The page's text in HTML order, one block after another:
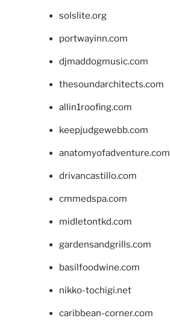
solslite.org
portwayinn.com
djmaddogmusic.com
thesoundarchitects.com
allin1roofing.com
keepjudgewebb.com
anatomyofadventure.com
drivancastillo.com
cmmedspa.com
midletontkd.com
gardensandgrills.com
basilfoodwine.com
nikko-tochigi.net
caribbean-corner.com